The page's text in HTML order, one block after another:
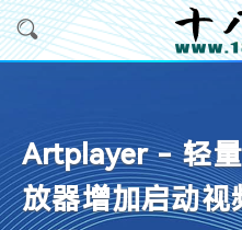
Artplayer - 轻
放器增加启动视